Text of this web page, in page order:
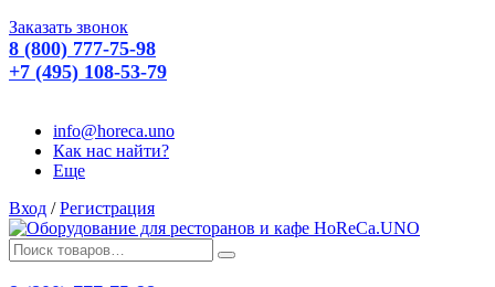
Заказать звонок
8 (800) 777-75-98
+7 (495) 108-53-79
info@horeca.uno
Как нас найти?
Еще
Вход / Регистрация